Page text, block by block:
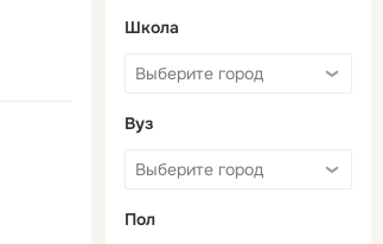
Школа
Вуз
Пол